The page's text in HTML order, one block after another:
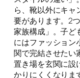
ら、靴以外にキ
要があります。2
家族構成」。子ど
にはファッション
関で完結させたい
置き場を玄関に設
かりにくくなりま